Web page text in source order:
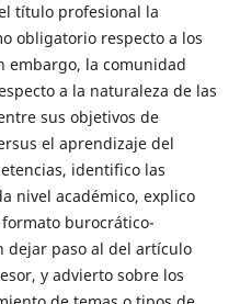
título profesional la
obligatorio respecto a los
embargo, la comunidad
a la naturaleza de las
sus objetivos de
el aprendizaje del
identifico las
nivel académico, explico
burocrático-
dejar paso al del artículo
y advierto sobre los